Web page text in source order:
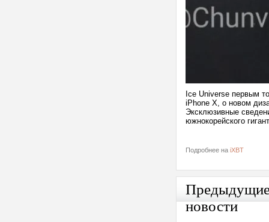
Ice Universe первым
iPhone X, о новом
Эксклюзивные
южнокорейского
Подробнее на iXBT
новости